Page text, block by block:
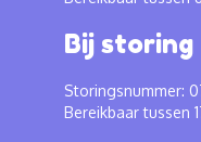
Bij storing
Storingsnummer:
Bereikbaar tussen